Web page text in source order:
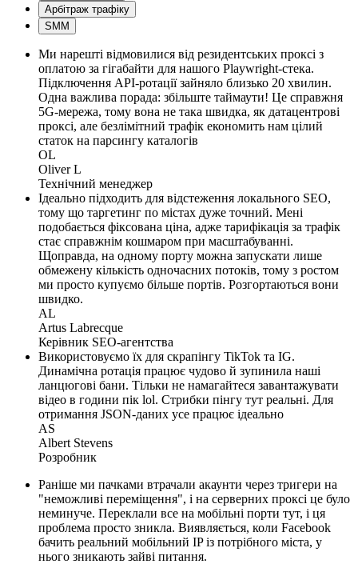
Арбітраж трафіку
SMM
Ми нарешті відмовилися від резидентських проксі з
оплатою за гігабайти для нашого Playwright-стека.
Підключення API-ротації зайняло близько 20 хвилин.
Одна важлива порада: збільште таймаути! Це справжня
5G-мережа, тому вона не така швидка, як датацентрові
проксі, але безлімітний трафік економить нам цілий
статок на парсингу каталогів
OL
Oliver L
Технічний менеджер
Ідеально підходить для відстеження локального SEO,
тому що таргетинг по містах дуже точний. Мені
подобається фіксована ціна, адже тарифікація за трафік
стає справжнім кошмаром при масштабуванні.
Щоправда, на одному порту можна запускати лише
обмежену кількість одночасних потоків, тому з ростом
ми просто купуємо більше портів. Розгортаються вони
швидко.
AL
Artus Labrecque
Керівник SEO-агентства
Використовуємо їх для скрапінгу TikTok та IG.
Динамічна ротація працює чудово й зупинила наші
ланцюгові бани. Тільки не намагайтеся завантажувати
відео в години пік lol. Стрибки пінгу тут реальні. Для
отримання JSON-даних усе працює ідеально
AS
Albert Stevens
Розробник
Раніше ми пачками втрачали акаунти через тригери на
"неможливі переміщення", і на серверних проксі це було
неминуче. Переклали все на мобільні порти тут, і ця
проблема просто зникла. Виявляється, коли Facebook
бачить реальний мобільний IP із потрібного міста, у
нього зникають зайві питання.